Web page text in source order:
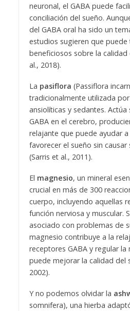
neuronal, el GABA puede
conciliación del sueño.
del GABA oral ha sido un
estudios sugieren que puede
beneficiosos sobre la calidad
al., 2018).
La pasiflora (Passiflora
tradicionalmente utilizada
ansiolíticas y sedantes.
GABA en el cerebro,
relajante que puede ayudar
favorecer el sueño sin
(Sarris et al., 2011).
El magnesio, un mineral
crucial en más de 300
cuerpo, incluyendo aquellas
función nerviosa y muscular.
asociado con problemas de
magnesio contribuye a la
receptores GABA y regular
puede mejorar la calidad del
2002).
Y no podemos olvidar la
somnifera), una hierba